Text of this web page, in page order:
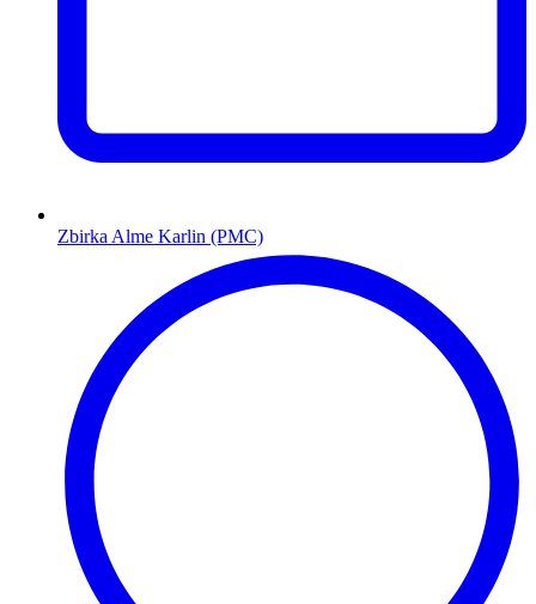
Zbirka Alme Karlin (PMC)